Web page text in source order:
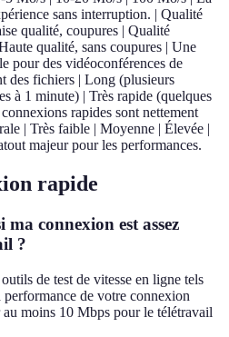
sans interruption. | Qualité
qualité, coupures | Qualité
qualité, sans coupures | Une
pour des vidéoconférences de
des fichiers | Long (plusieurs
à 1 minute) | Très rapide (quelques
rapides sont nettement
| Très faible | Moyenne | Élevée |
majeur pour les performances.
rapide
connexion est assez
?
de test de vitesse en ligne tels
de votre connexion
moins 10 Mbps pour le télétravail